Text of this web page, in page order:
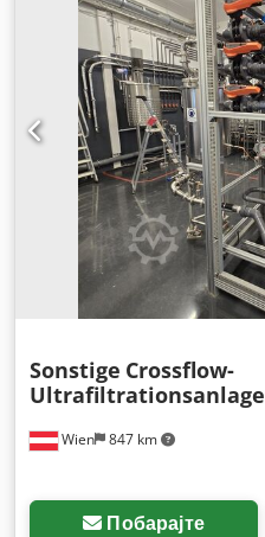
Wien 847 km
Sonstige Crossflow-
Ultrafiltrationsanlage
Побарајте